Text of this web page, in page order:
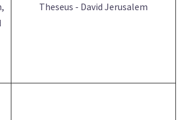
Theseus - David Jerusalem